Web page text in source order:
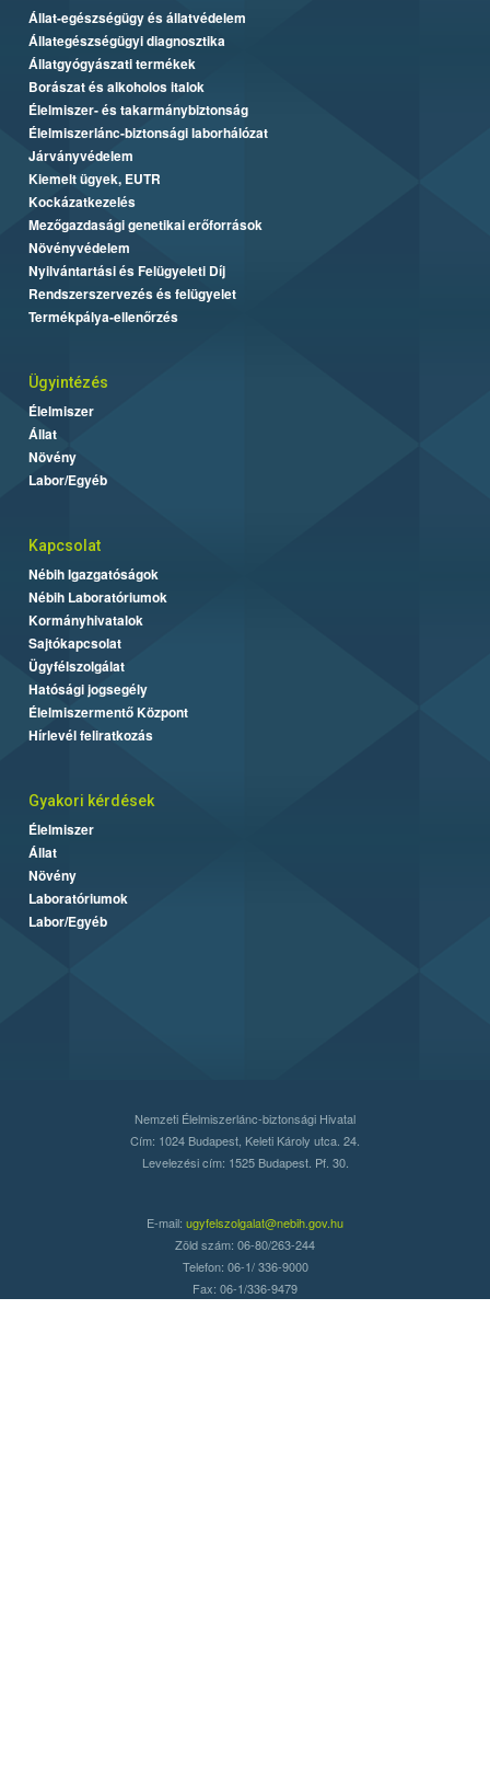
Állat-egészségügy és állatvédelem
Állategészségügyi diagnosztika
Állatgyógyászati termékek
Borászat és alkoholos italok
Élelmiszer- és takarmánybiztonság
Élelmiszerlánc-biztonsági laborhálózat
Járványvédelem
Kiemelt ügyek, EUTR
Kockázatkezelés
Mezőgazdasági genetikai erőforrások
Növényvédelem
Nyilvántartási és Felügyeleti Díj
Rendszerszervezés és felügyelet
Termékpálya-ellenőrzés
Ügyintézés
Élelmiszer
Állat
Növény
Labor/Egyéb
Kapcsolat
Nébih Igazgatóságok
Nébih Laboratóriumok
Kormányhivatalok
Sajtókapcsolat
Ügyfélszolgálat
Hatósági jogsegély
Élelmiszermentő Központ
Hírlevél feliratkozás
Gyakori kérdések
Élelmiszer
Állat
Növény
Laboratóriumok
Labor/Egyéb
Nemzeti Élelmiszerlánc-biztonsági Hivatal
Cím: 1024 Budapest, Keleti Károly utca. 24.
Levelezési cím: 1525 Budapest. Pf. 30.
E-mail: ugyfelszolgalat@nebih.gov.hu
Zöld szám: 06-80/263-244
Telefon: 06-1/ 336-9000
Fax: 06-1/336-9479